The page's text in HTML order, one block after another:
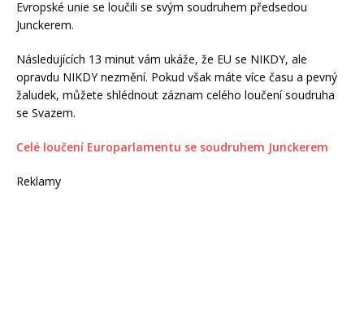
Evropské unie se loučili se svým soudruhem předsedou
Junckerem.
Následujících 13 minut vám ukáže, že EU se NIKDY, ale
opravdu NIKDY nezmění. Pokud však máte více času a pevný
žaludek, můžete shlédnout záznam celého loučení soudruha
se Svazem.
Celé loučení Europarlamentu se soudruhem Junckerem
Reklamy